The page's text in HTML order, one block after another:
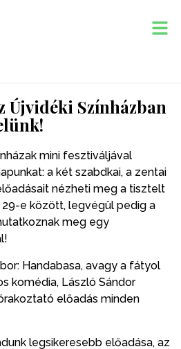
Újvidéki Színházban
mini fesztiváljával
a két szabdkai, a zentai
nézheti meg a tisztelt
29-e között, legvégül pedig a
meg egy
Handabasa, avagy a fátyol
komédia, László Sándor
előadás minden
legsikeresebb előadása, az